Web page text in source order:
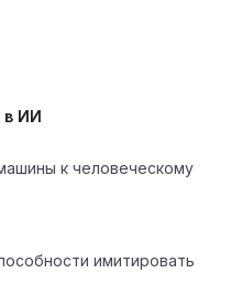
в ИИ
к человеческому
имитировать